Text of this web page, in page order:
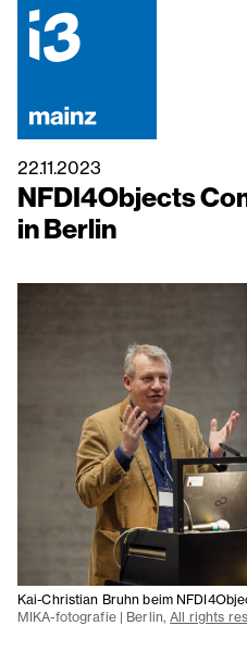
22.11.2023
NFDI4Objects
in Berlin
Kai-Christian Bruhn beim
MIKA-fotografie | Berlin,All rights